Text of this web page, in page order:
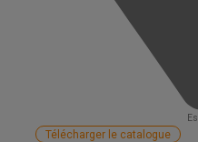
Télécharger le catalogue